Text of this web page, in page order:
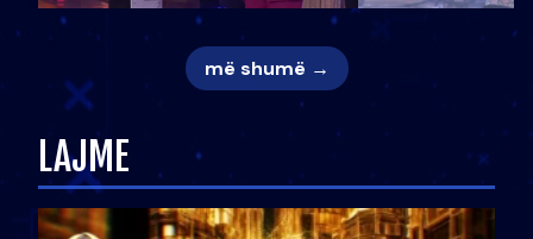
më shumë →
LAJME